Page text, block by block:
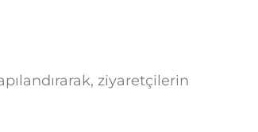
ziyaretçilerin